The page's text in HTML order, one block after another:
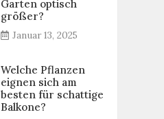
Garten optisch
größer?
Januar 13, 2025
Welche Pflanzen
eignen sich am
besten für schattige
Balkone?